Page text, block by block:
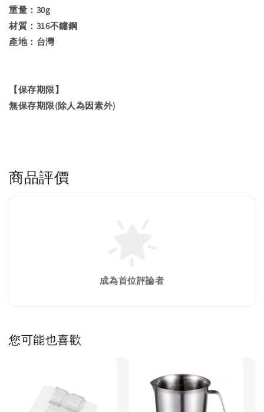
重量：30g
材質：316不鏽鋼
產地：台灣
【保存期限】
無保存期限(除人為因素外)
商品評價
成為首位評論者
您可能也喜歡